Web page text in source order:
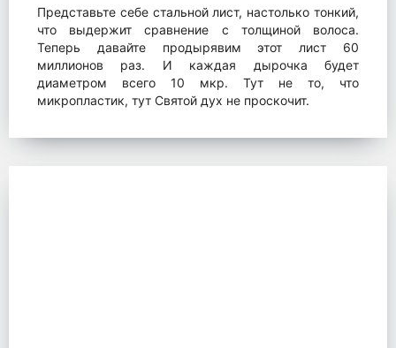
Представьте себе стальной лист, настолько тонкий,
что выдержит сравнение с толщиной волоса.
Теперь давайте продырявим этот лист 60
миллионов раз. И каждая дырочка будет
диаметром всего 10 мкр. Тут не то, что
микропластик, тут Святой дух не проскочит.